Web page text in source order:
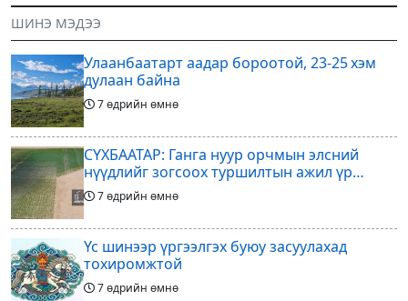
гал Морин жилийн Зуны адаг
хөхөгчин хонь сарын шинийн
19, Адъяа /Асралт/
оруулагчдад худалдах
шийдвэрлэснээ ФИФА-гийн
ерөнхийлөгч Жанни
ШИНЭ МЭДЭЭ
Улаанбаатарт аадар бороотой, 23-25 хэм
дулаан байна
7 өдрийн өмнө
СҮХБААТАР: Ганга нуур орчмын элсний
нүүдлийг зогсоох туршилтын ажил үр
дүнгээ өгч эхэлжээ
7 өдрийн өмнө
Үс шинээр үргээлгэх буюу засуулахад
тохиромжтой
7 өдрийн өмнө